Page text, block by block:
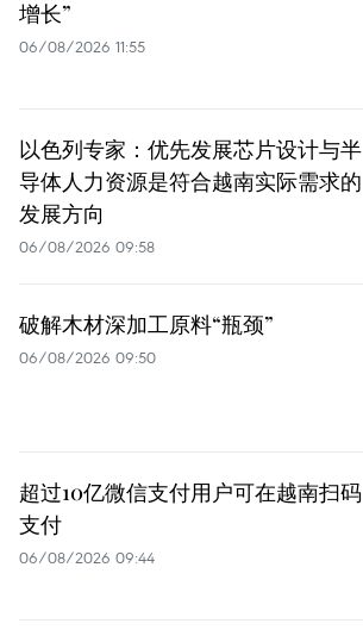
增长”
06/08/2026 11:55
以色列专家：优先发展芯片设计与半
导体人力资源是符合越南实际需求的
发展方向
06/08/2026 09:58
破解木材深加工原料“瓶颈”
06/08/2026 09:50
超过10亿微信支付用户可在越南扫码
支付
06/08/2026 09:44